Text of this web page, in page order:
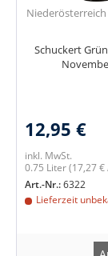
Schuckert
12,95 €
inkl. MwSt.
0.75 Liter(17,27 €
Art.-Nr.:6322
Lieferzeit